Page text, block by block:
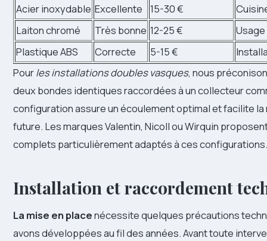
Acier inoxydable Excellente 15-30 €
Laiton chromé
Très bonne 12-25 €
Plastique ABS
Correcte 5-15 €
Pourles installations doubles vasques, nous
deux bondes identiques raccordées à un collecteur
configuration assure un écoulement optimal et facilite la
future. Les marques Valentin, Nicoll ou Wirquin
complets particulièrement adaptés à ces configurations.
Installation et raccordement
La mise en placenécessite quelques précautions
avons développées au fil des années. Avant toute